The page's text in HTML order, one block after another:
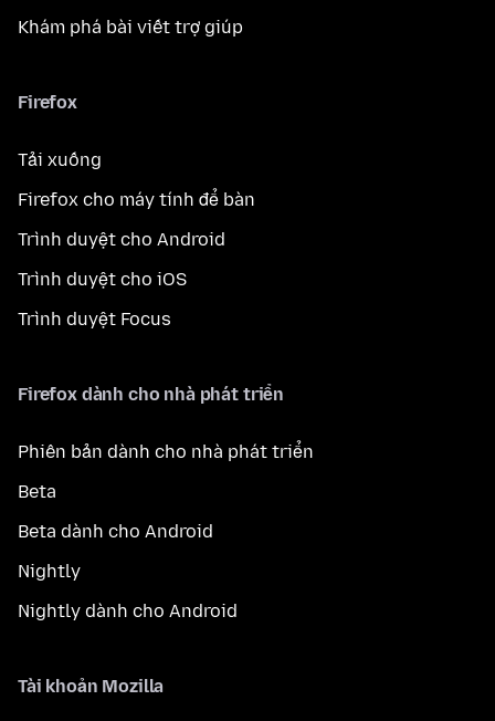
Khám phá bài viết trợ giúp
Firefox
Tải xuống
Firefox cho máy tính để bàn
Trình duyệt cho Android
Trình duyệt cho iOS
Trình duyệt Focus
Firefox dành cho nhà phát triển
Phiên bản dành cho nhà phát triển
Beta
Beta dành cho Android
Nightly
Nightly dành cho Android
Tài khoản Mozilla